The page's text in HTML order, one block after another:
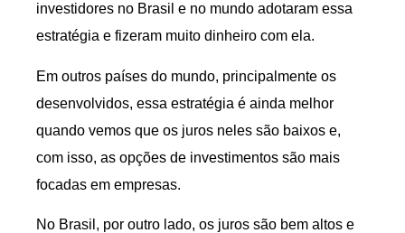
investidores no Brasil e no mundo adotaram essa
estratégia e fizeram muito dinheiro com ela.
Em outros países do mundo, principalmente os
desenvolvidos, essa estratégia é ainda melhor
quando vemos que os juros neles são baixos e,
com isso, as opções de investimentos são mais
focadas em empresas.
No Brasil, por outro lado, os juros são bem altos e